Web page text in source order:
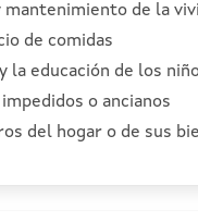
mantenimiento de la
de comidas
la educación de los
o ancianos
del hogar o de sus